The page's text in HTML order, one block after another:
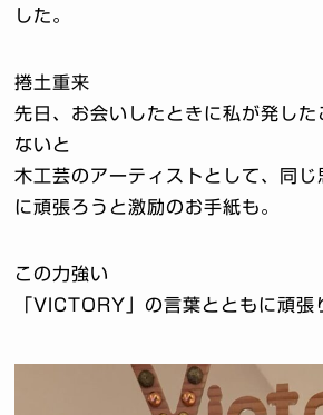
した。
捲土重来
先日、お会いしたときに私が発した
ないと
木工芸のアーティストとして、同じ
に頑張ろうと激励のお手紙も。
この力強い
「VICTORY」の言葉とともに頑張